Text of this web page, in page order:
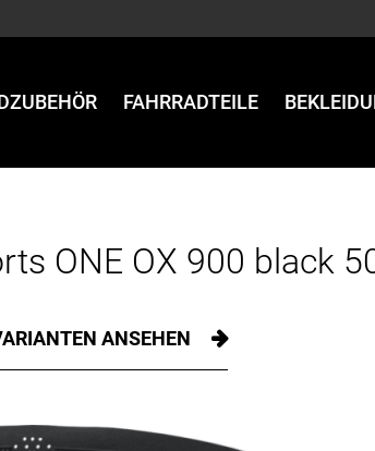
FAHRRADTEILE
ONE OX 900 black
ANSEHEN